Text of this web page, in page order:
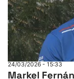
24/03/2026 - 15:33
Markel